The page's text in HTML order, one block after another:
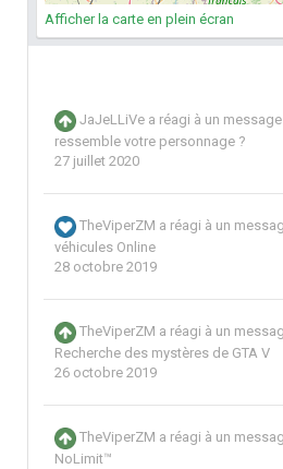
Afficher la carte en plein écran
JaJeLLiVe a réagi à un
ressemble votre personnage ?
27 juillet 2020
TheViperZM a réagi à un
véhicules Online
28 octobre 2019
TheViperZM a réagi à un
Recherche des mystères de GTA V
26 octobre 2019
TheViperZM a réagi à un
NoLimit™